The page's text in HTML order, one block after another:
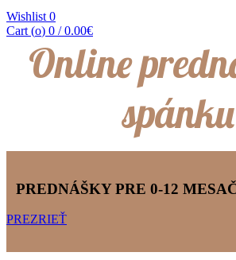
Wishlist 0
Cart (o) 0 / 0.00€
Online
spánku
PREDNÁŠKY PRE 0-12
PREZRIEŤ